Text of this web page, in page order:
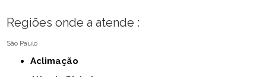
Regiões onde a atende :
São Paulo
Aclimação